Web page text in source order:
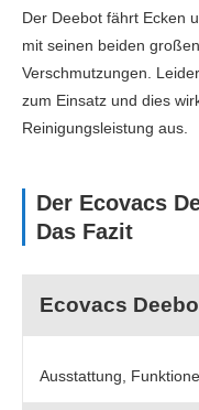
Der Deebot fährt Ecken
mit seinen beiden
Verschmutzungen.
zum Einsatz und dies
Reinigungsleistung aus.
Der Ecovacs
Das Fazit
Ecovacs
Ausstattung,